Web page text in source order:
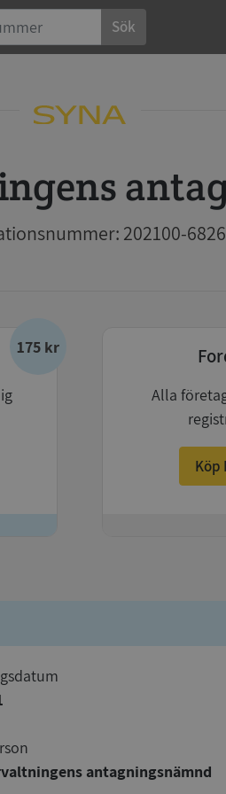
Sök
202100-6826
175 kr
Alla
Köp
antagningsnämnd